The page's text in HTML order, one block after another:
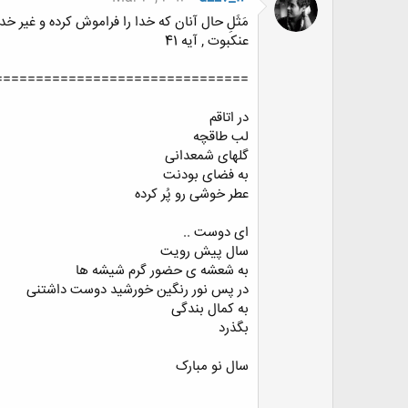
مَثَلِ حال آنان که خدا را فراموش کرده و غیر
عنکبوت , آیه 41
در اتاقم
لب طاقچه
گلهای شمعدانی
به فضای بودنت
عطر خوشی رو پُر کرده
ای دوست ..
سال پیش رویت
به شعشه ی حضور گرم شیشه ها
در پس نور رنگین خورشید دوست داشتنی
به کمال بندگی
بگذرد
سال نو مبارک